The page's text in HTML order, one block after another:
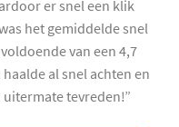
er snel een klik
het gemiddelde snel
van een 4,7
al snel achten en
tevreden!”